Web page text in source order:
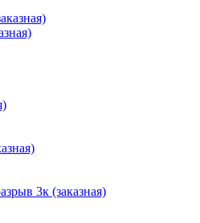
3к (заказная)